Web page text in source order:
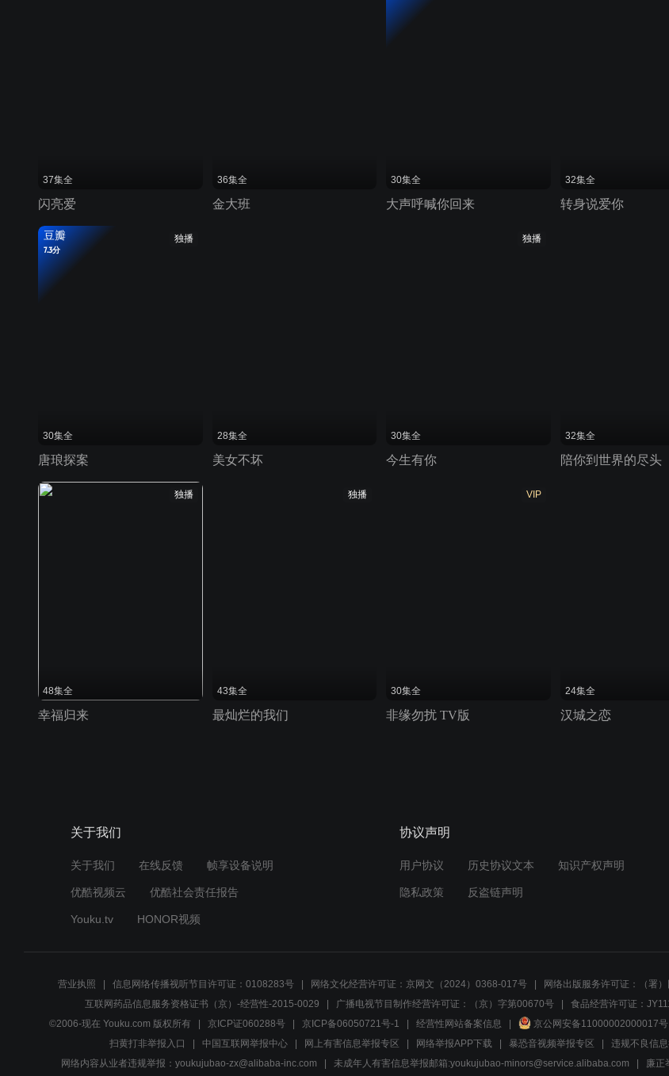
37集全
闪亮爱
36集全
金大班
30集全
大声呼喊你回来
32集全
转身说爱你
独播
豆瓣
7.3分
30集全
唐琅探案
28集全
美女不坏
独播
30集全
今生有你
32集全
陪你到世界的尽头
独播
48集全
幸福归来
独播
43集全
最灿烂的我们
VIP
30集全
非缘勿扰 TV版
24集全
汉城之恋
关于我们
关于我们 在线反馈 帧享设备说明
优酷视频云 优酷社会责任报告
Youku.tv HONOR视频
协议声明
用户协议 历史协议文本 知识产权声明
隐私政策 反盗链声明
营业执照 信息网络传播视听节目许可证：0108283号 网络文化经营许可证：京网文（2024）0368-017号 网络出版服务许可证：（署
互联网药品信息服务资格证书（京）-经营性-2015-0029
广播电视节目制作经营许可证：（京）字第00670号 食品经营许可证：
©2006-现在 Youku.com 版权所有
京ICP证060288号 京ICP备06050721号-1 经营性网站备案信息 京公网安备11000002000017号
扫黄打非举报入口
中国互联网举报中心 网上有害信息举报专区 网络举报APP下载 暴恐音视频举报专区
违规不良信
网络内容从业者违规举报：youkujubao-zx@alibaba-inc.com
未成年人有害信息举报邮箱:youkujubao-minors@service.alibaba.com 廉正